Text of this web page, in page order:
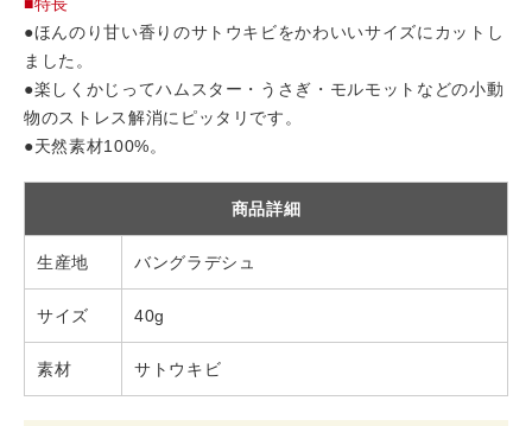
●ほんのり甘い香りのサトウキビをかわいいサイズにカットし
ました。
●楽しくかじってハムスター・うさぎ・モルモットなどの小動
物のストレス解消にピッタリです。
●天然素材100%。
商品詳細
生産地 バングラデシュ
サイズ 40g
素材 サトウキビ